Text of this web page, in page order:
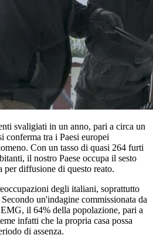
svaligiati in un anno, pari a circa un
tra i Paesi europei
Con un tasso di quasi 264 furti
il nostro Paese occupa il sesto
per diffusione di questo reato.
degli italiani, soprattutto
un'indagine commissionata da
il 64% della popolazione, pari a
infatti che la propria casa possa
di assenza.